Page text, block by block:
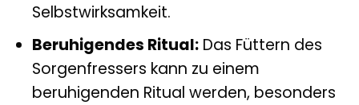
Selbstwirksamkeit.
Beruhigendes Ritual:Das Füttern des
Sorgenfressers kann zu einem
beruhigenden Ritual werden, besonders